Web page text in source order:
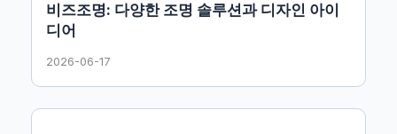
비즈조명: 다양한 조명 솔루션과 디자인 아이
디어
2026-06-17